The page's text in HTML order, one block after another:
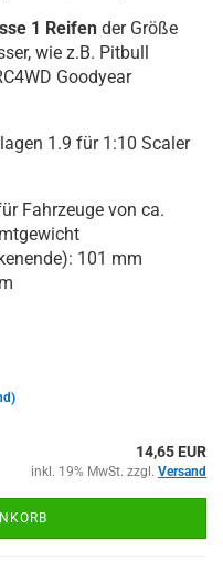
1 Reifen der Größe
wie z.B. Pitbull
Goodyear
1.9 für 1:10 Scaler
Fahrzeuge von ca.
101 mm
14,65 EUR
inkl. 19% MwSt. zzgl. Versand